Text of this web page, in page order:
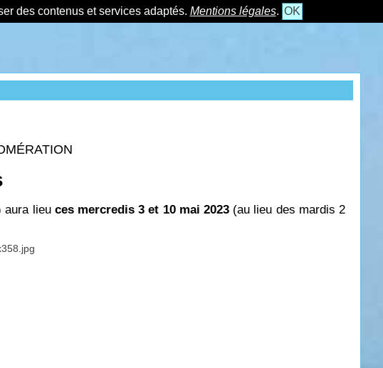
des contenus et services adaptés. Mentions légales. OK
aura lieu ces mercredis 3 et 10 mai 2023(au lieu des mardis 2